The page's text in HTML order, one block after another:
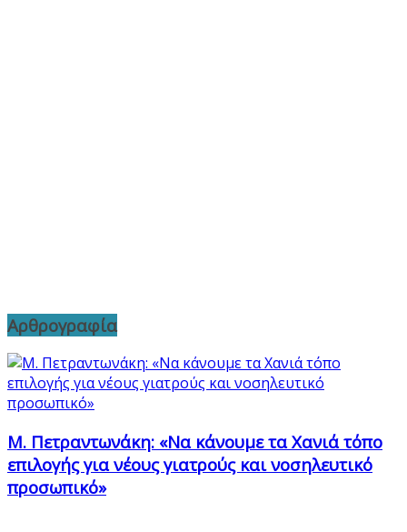
Αρθρογραφία
Μ. Πετραντωνάκη: «Να κάνουμε τα Χανιά τόπο
επιλογής για νέους γιατρούς και νοσηλευτικό
προσωπικό»